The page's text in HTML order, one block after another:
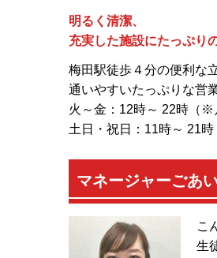
明るく清潔、
充実した施設にたっぷり
梅田駅徒歩４分の便利な
通いやすいたっぷりな営
火～金：12時～ 22時（※
土日・祝日：11時～ 21時
マネージャーごあ
こ
生